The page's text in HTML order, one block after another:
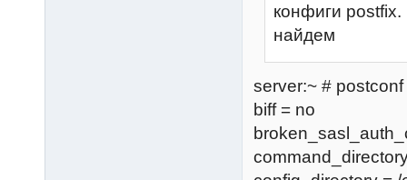
конфиги
найдем
server:~ # postconf
biff = no